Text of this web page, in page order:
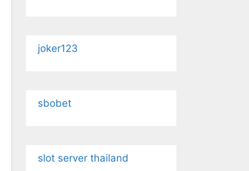
joker123
sbobet
slot server thailand